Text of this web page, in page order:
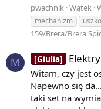
pwachnik Wątek
mechanizm
159/Brera/Brera
M [Giulia]
Witam, czy jest
Napewno się
taki set na